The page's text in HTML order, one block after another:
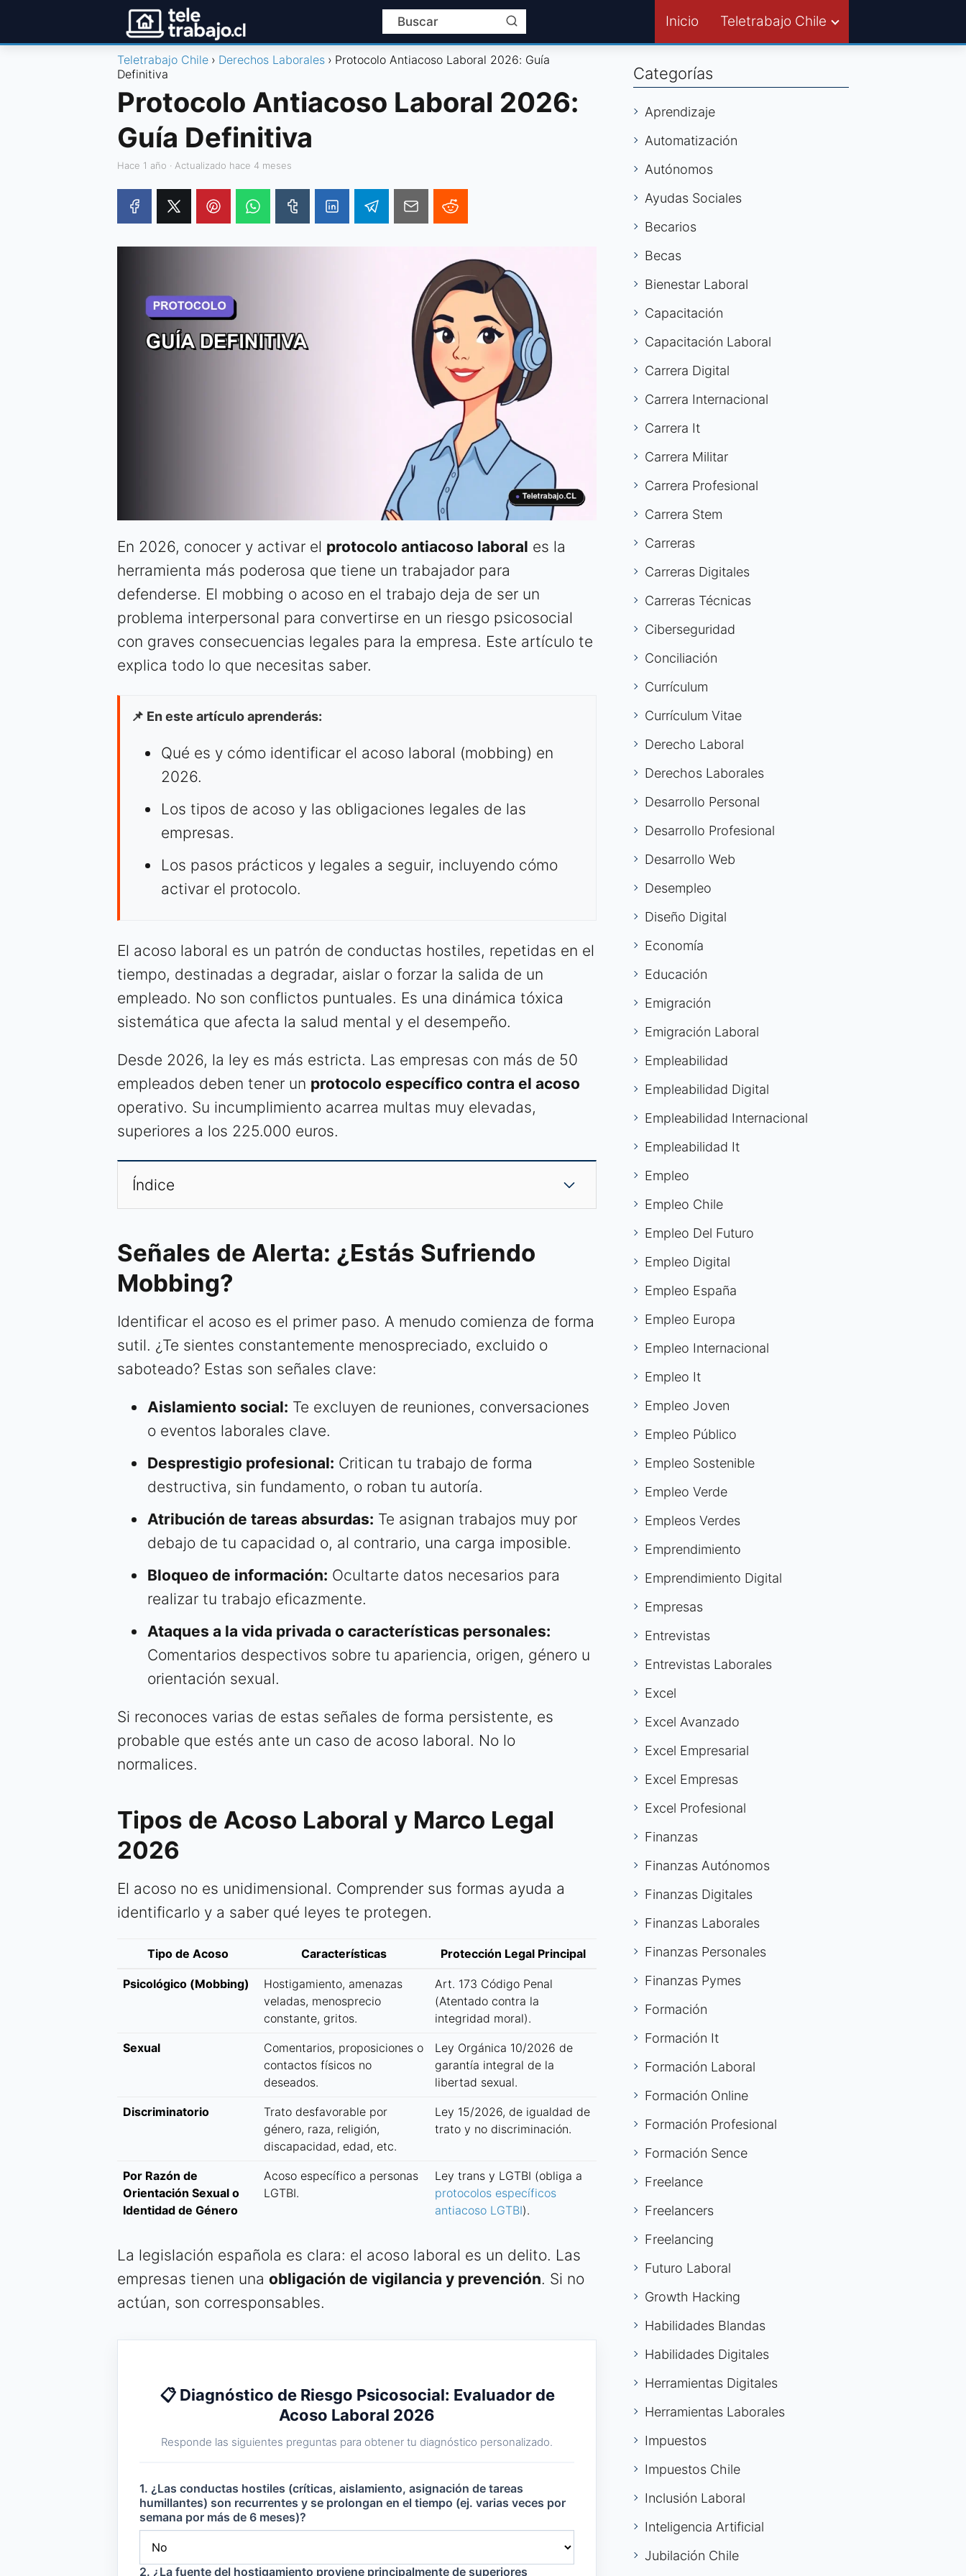
Inicio Teletrabajo Chile
Teletrabajo Chile Derechos Laborales
Protocolo Antiacoso Laboral 2026: Guía
Definitiva
Protocolo Antiacoso Laboral 2026:
Guía Definitiva
hace 1 año · Actualizado hace 4 meses
En 2026, conocer y activar el protocolo antiacoso laboral es la
herramienta más poderosa que tiene un trabajador para
defenderse. El mobbing o acoso en el trabajo deja de ser un
problema interpersonal para convertirse en un riesgo psicosocial
con graves consecuencias legales para la empresa. Este artículo te
explica todo lo que necesitas saber.
📌 En este artículo aprenderás:
Qué es y cómo identificar el acoso laboral (mobbing) en
2026.
Los tipos de acoso y las obligaciones legales de las
empresas.
Los pasos prácticos y legales a seguir, incluyendo cómo
activar el protocolo.
El acoso laboral es un patrón de conductas hostiles, repetidas en el
tiempo, destinadas a degradar, aislar o forzar la salida de un
empleado. No son conflictos puntuales. Es una dinámica tóxica
sistemática que afecta la salud mental y el desempeño.
Desde 2026, la ley es más estricta. Las empresas con más de 50
empleados deben tener un protocolo específico contra el acoso
operativo. Su incumplimiento acarrea multas muy elevadas,
superiores a los 225.000 euros.
Índice
Señales de Alerta: ¿Estás Sufriendo
Mobbing?
Identificar el acoso es el primer paso. A menudo comienza de forma
sutil. ¿Te sientes constantemente menospreciado, excluido o
saboteado? Estas son señales clave:
Aislamiento social: Te excluyen de reuniones, conversaciones
o eventos laborales clave.
Desprestigio profesional: Critican tu trabajo de forma
destructiva, sin fundamento, o roban tu autoría.
Atribución de tareas absurdas: Te asignan trabajos muy por
debajo de tu capacidad o, al contrario, una carga imposible.
Bloqueo de información: Ocultarte datos necesarios para
realizar tu trabajo eficazmente.
Ataques a la vida privada o características personales:
Comentarios despectivos sobre tu apariencia, origen, género u
orientación sexual.
Si reconoces varias de estas señales de forma persistente, es
probable que estés ante un caso de acoso laboral. No lo
normalices.
Tipos de Acoso Laboral y Marco Legal
2026
El acoso no es unidimensional. Comprender sus formas ayuda a
identificarlo y a saber qué leyes te protegen.
Tipo de Acoso Características Protección Legal Principal
Psicológico (Mobbing)
Hostigamiento, amenazas
veladas, menosprecio
constante, gritos.
Art. 173 Código Penal
(Atentado contra la
integridad moral).
Sexual
Comentarios, proposiciones o
contactos físicos no
deseados.
Ley Orgánica 10/2026 de
garantía integral de la
libertad sexual.
Discriminatorio
Trato desfavorable por
género, raza, religión,
discapacidad, edad, etc.
Ley 15/2026, de igualdad de
trato y no discriminación.
Por Razón de
Orientación Sexual o
Identidad de Género
Acoso específico a personas
LGTBI.
Ley trans y LGTBI (obliga a
protocolos específicos
antiacoso LGTBI).
La legislación española es clara: el acoso laboral es un delito. Las
empresas tienen una obligación de vigilancia y prevención. Si no
actúan, son corresponsables.
📋 Diagnóstico de Riesgo Psicosocial: Evaluador de
Acoso Laboral 2026
Responde las siguientes preguntas para obtener tu diagnóstico personalizado.
1. ¿Las conductas hostiles (críticas, aislamiento, asignación de tareas
humillantes) son recurrentes y se prolongan en el tiempo (ej. varias veces por
semana por más de 6 meses)?
2. ¿La fuente del hostigamiento proviene principalmente de superiores
Categorías
Aprendizaje
Automatización
Autónomos
Ayudas Sociales
Becarios
Becas
Bienestar Laboral
Capacitación
Capacitación Laboral
Carrera Digital
Carrera Internacional
Carrera It
Carrera Militar
Carrera Profesional
Carrera Stem
Carreras
Carreras Digitales
Carreras Técnicas
Ciberseguridad
Conciliación
Currículum
Currículum Vitae
Derecho Laboral
Derechos Laborales
Desarrollo Personal
Desarrollo Profesional
Desarrollo Web
Desempleo
Diseño Digital
Economía
Educación
Emigración
Emigración Laboral
Empleabilidad
Empleabilidad Digital
Empleabilidad Internacional
Empleabilidad It
Empleo
Empleo Chile
Empleo Del Futuro
Empleo Digital
Empleo España
Empleo Europa
Empleo Internacional
Empleo It
Empleo Joven
Empleo Público
Empleo Sostenible
Empleo Verde
Empleos Verdes
Emprendimiento
Emprendimiento Digital
Empresas
Entrevistas
Entrevistas Laborales
Excel
Excel Avanzado
Excel Empresarial
Excel Empresas
Excel Profesional
Finanzas
Finanzas Autónomos
Finanzas Digitales
Finanzas Laborales
Finanzas Personales
Finanzas Pymes
Formación
Formación It
Formación Laboral
Formación Online
Formación Profesional
Formación Sence
Freelance
Freelancers
Freelancing
Futuro Laboral
Growth Hacking
Habilidades Blandas
Habilidades Digitales
Herramientas Digitales
Herramientas Laborales
Impuestos
Impuestos Chile
Inclusión Laboral
Inteligencia Artificial
Jubilación Chile